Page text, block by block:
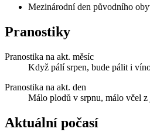
Mezinárodní den původního
Pranostiky
Pranostika na akt. měsíc
Když pálí srpen, bude pálit i
Pranostika na akt. den
Málo plodů v srpnu, málo včel z
Aktuální počasí